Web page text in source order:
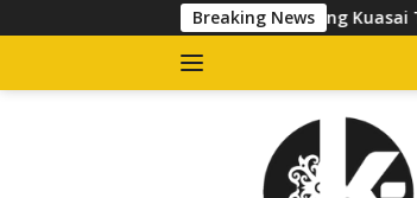
ke
Breaking News
Banner yang Kuasai Trotoar di Jalan dr